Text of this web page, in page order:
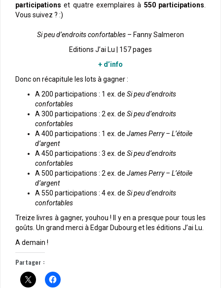
participations et quatre exemplaires à 550 participations
Vous suivez ? :)
Si peu d’endroits confortables – Fanny Salmeron
Editions J’ai Lu | 157 pages
+ d’info
Donc on récapitule les lots à gagner :
A 200 participations : 1 ex. de Si peu d’endroits
confortables
A 300 participations : 2 ex. de Si peu d’endroits
confortables
A 400 participations : 1 ex. de James Perry – L’étoile
d’argent
A 450 participations : 3 ex. de Si peu d’endroits
confortables
A 500 participations : 2 ex. de James Perry – L’étoile
d’argent
A 550 participations : 4 ex. de Si peu d’endroits
confortables
Treize livres à gagner, youhou ! Il y en a presque pour tous les
goûts. Un grand merci à Edgar Dubourg et les éditions J’ai Lu.
A demain !
Partager :